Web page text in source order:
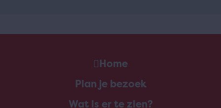
Home
Plan je bezoek
Wat is er te zien?